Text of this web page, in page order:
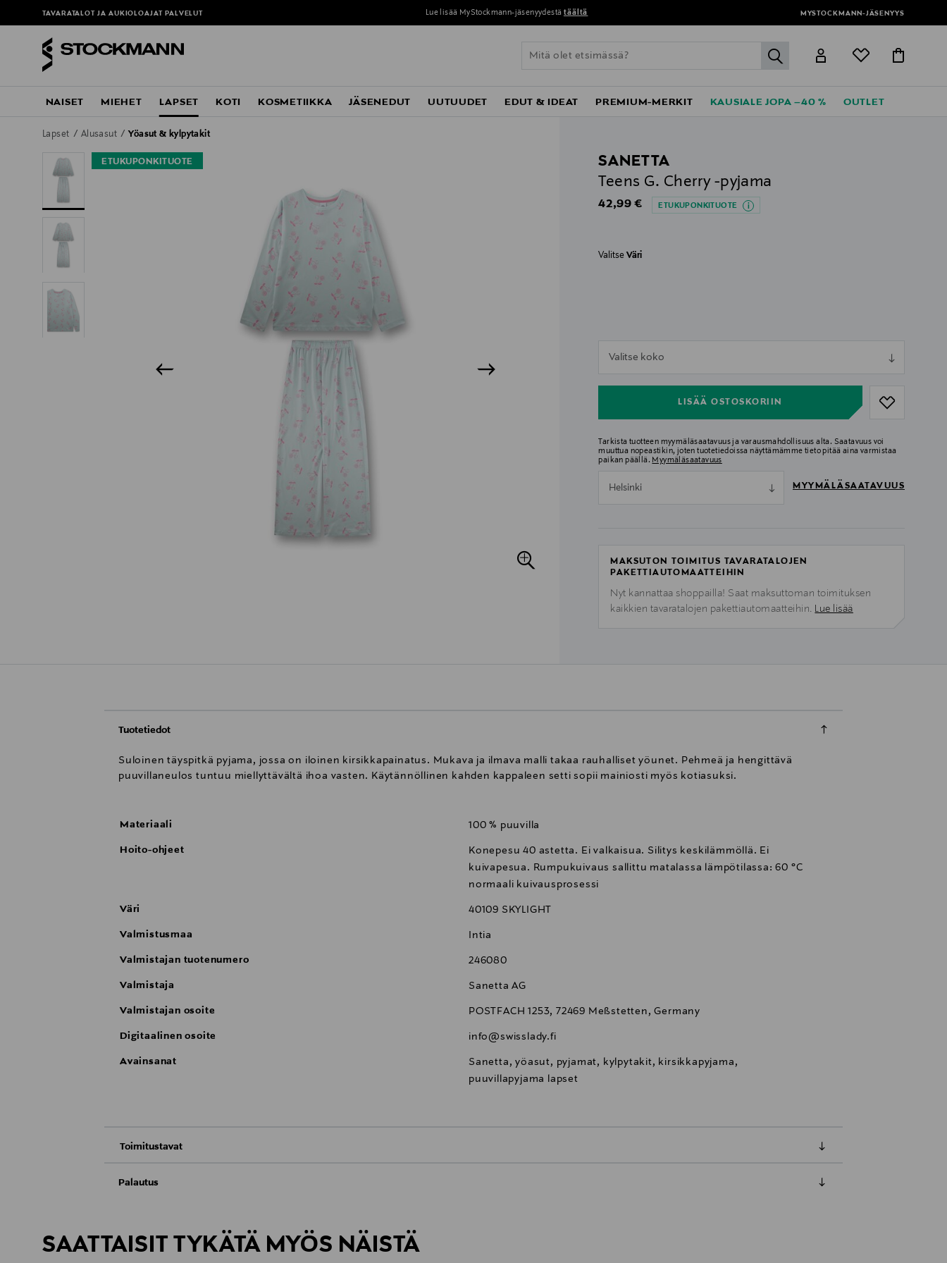
TAVARATALOT JA AUKIOLOAJAT PALVELUT Lue lisää MyStockmann-jäsenyydestä täältä MYSTOCKMANN-JÄSENYYS
label.header.go
NAISET MIEHET LAPSET KOTI KOSMETIIKKA JÄSENEDUT UUTUUDET EDUT & IDEAT PREMIUM-MERKIT KAUSIALE JOPA –40 % OUTLET
Lapset Alusasut Yöasut & kylpytakit
ETUKUPONKITUOTE
SANETTA
Teens G. Cherry -pyjama
Original Price
42,99 € ETUKUPONKITUOTE
ValitseVäri
Valitse koko
LISÄÄ OSTOSKORIIN
Tarkista tuotteen myymäläsaatavuus ja varausmahdollisuus alta. Saatavuus voi
muuttua nopeastikin, joten tuotetiedoissa näyttämämme tieto pitää aina varmistaa
paikan päällä. Myymäläsaatavuus
Helsinki MYYMÄLÄSAATAVUUS
MAKSUTON TOIMITUS TAVARATALOJEN
PAKETTIAUTOMAATTEIHIN
Nyt kannattaa shoppailla! Saat maksuttoman toimituksen
kaikkien tavaratalojen pakettiautomaatteihin. Lue lisää
Tuotetiedot
Suloinen täyspitkä pyjama, jossa on iloinen kirsikkapainatus. Mukava ja ilmava malli takaa rauhalliset yöunet. Pehmeä ja hengittävä
puuvillaneulos tuntuu miellyttävältä ihoa vasten. Käytännöllinen kahden kappaleen setti sopii mainiosti myös kotiasuksi.
Materiaali 100 % puuvilla
Hoito-ohjeet
Konepesu 40 astetta. Ei valkaisua. Silitys keskilämmöllä. Ei
kuivapesua. Rumpukuivaus sallittu matalassa lämpötilassa: 60 °C
normaali kuivausprosessi
Väri 40109 SKYLIGHT
Valmistusmaa Intia
Valmistajan tuotenumero 246080
Valmistaja Sanetta AG
Valmistajan osoite POSTFACH 1253, 72469 Meßstetten, Germany
Digitaalinen osoite info@swisslady.fi
Avainsanat
Sanetta, yöasut, pyjamat, kylpytakit, kirsikkapyjama,
puuvillapyjama lapset
Toimitustavat
Kotiinkuljetus
Palautus
LUE TARKEMMAT PALAUTUSOHJEET
SAATTAISIT TYKÄTÄ MYÖS NÄISTÄ